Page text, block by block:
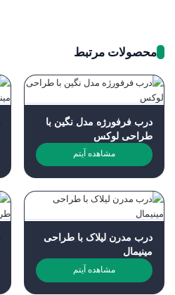
محصولات مرتبط
درب فرفورژه مدل نگین با
طراحی لوکس
مشاهده آیتم
درب مدرن لیلاک با طراحی
مینیمال
مشاهده آیتم